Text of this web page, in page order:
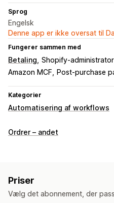
Sprog
Engelsk
Denne app er ikke oversat til
Fungerer sammen med
Betaling Shopify-administrator
Amazon MCF
Post-purchase
Kategorier
Automatisering af workflows
Automatiseringsopgaver
Tilpasning
Ordrer – andet
Priser
Vælg det abonnement, der